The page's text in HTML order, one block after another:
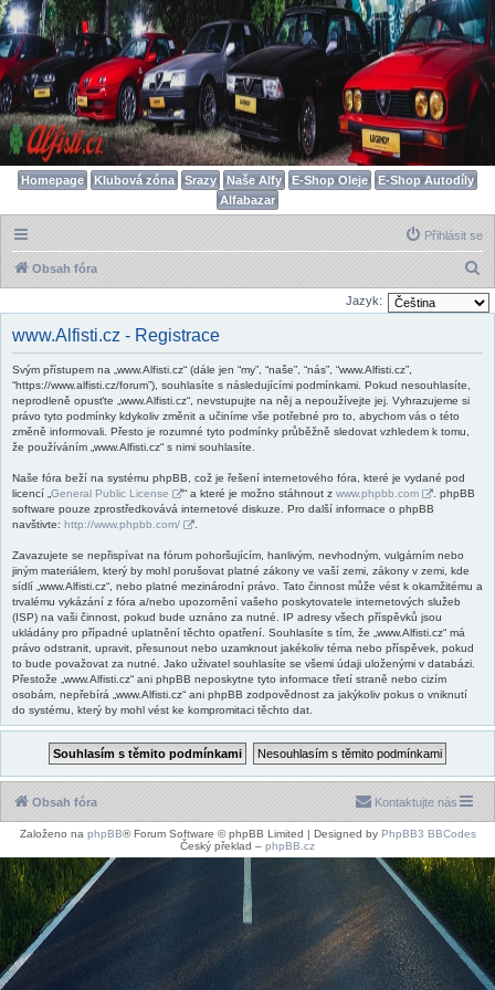
Homepage Klubová zóna Srazy Naše Alfy E-Shop Oleje
E-Shop Autodíly
Alfabazar
Přihlásit se
Obsah fóra
l
Jazyk:
www.Alfisti.cz - Registrace
Svým přístupem na „www.Alfisti.cz“ (dále jen “my”, “naše”, “nás”, “www.Alfisti.cz”,
“https://www.alfisti.cz/forum”), souhlasíte s následujícími podmínkami. Pokud nesouhlasíte,
neprodleně opusťte „www.Alfisti.cz“, nevstupujte na něj a nepoužívejte jej. Vyhrazujeme si
právo tyto podmínky kdykoliv změnit a učiníme vše potřebné pro to, abychom vás o této
změně informovali. Přesto je rozumné tyto podmínky průběžně sledovat vzhledem k tomu,
že používáním „www.Alfisti.cz“ s nimi souhlasíte.
Naše fóra beží na systému phpBB, což je řešení internetového fóra, které je vydané pod
licencí „ General Public License “ a které je možno stáhnout z www.phpbb.com
. phpBB
software pouze zprostředkovává internetové diskuze. Pro další informace o phpBB
navštivte: http://www.phpbb.com/
Zavazujete se nepřispívat na fórum pohoršujícím, hanlivým, nevhodným, vulgárním nebo
jiným materiálem, který by mohl porušovat platné zákony ve vaší zemi, zákony v zemi, kde
sídlí „www.Alfisti.cz“, nebo platné mezinárodní právo. Tato činnost může vést k okamžitému a
trvalému vykázání z fóra a/nebo upozornění vašeho poskytovatele internetových služeb
(ISP) na vaši činnost, pokud bude uznáno za nutné. IP adresy všech příspěvků jsou
ukládány pro případné uplatnění těchto opatření. Souhlasíte s tím, že „www.Alfisti.cz“ má
právo odstranit, upravit, přesunout nebo uzamknout jakékoliv téma nebo příspěvek, pokud
to bude považovat za nutné. Jako uživatel souhlasíte se všemi údaji uloženými v databázi.
Přestože „www.Alfisti.cz“ ani phpBB neposkytne tyto informace třetí straně nebo cizím
osobám, nepřebírá „www.Alfisti.cz“ ani phpBB zodpovědnost za jakýkoliv pokus o vniknutí
do systému, který by mohl vést ke kompromitaci těchto dat.
Obsah fóra Kontaktujte nás
Založeno na phpBB® Forum Software © phpBB Limited | Designed by PhpBB3 BBCodes
Český překlad – phpBB.cz